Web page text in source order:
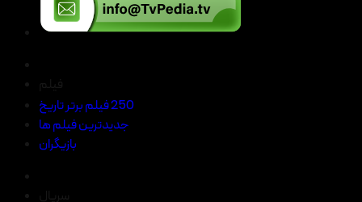
250 فیلم برتر تاریخ
جدیدترین فیلم ها
بازیگران